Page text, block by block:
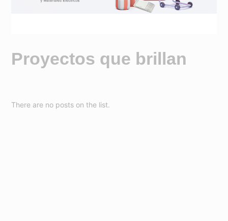
Proyectos que brillan
There are no posts on the list.